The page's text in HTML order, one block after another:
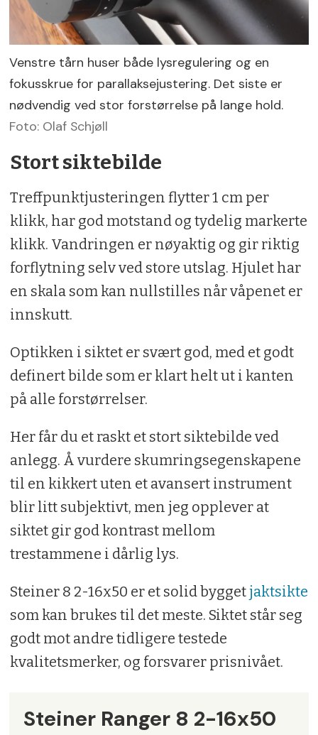
Venstre tårn huser både lysregulering og en
fokusskrue for parallaksejustering. Det siste er
nødvendig ved stor forstørrelse på lange hold.
Foto: Olaf Schjøll
Stort siktebilde
Treffpunktjusteringen flytter 1 cm per
klikk, har god motstand og tydelig markerte
klikk. Vandringen er nøyaktig og gir riktig
forflytning selv ved store utslag. Hjulet har
en skala som kan nullstilles når våpenet er
innskutt.
Optikken i siktet er svært god, med et godt
definert bilde som er klart helt ut i kanten
på alle forstørrelser.
Her får du et raskt et stort siktebilde ved
anlegg. Å vurdere skumringsegenskapene
til en kikkert uten et avansert instrument
blir litt subjektivt, men jeg opplever at
siktet gir god kontrast mellom
trestammene i dårlig lys.
Steiner 8 2-16x50 er et solid byggetjaktsikte
som kan brukes til det meste. Siktet står seg
godt mot andre tidligere testede
kvalitetsmerker, og forsvarer prisnivået.
Steiner Ranger 8 2-16x50